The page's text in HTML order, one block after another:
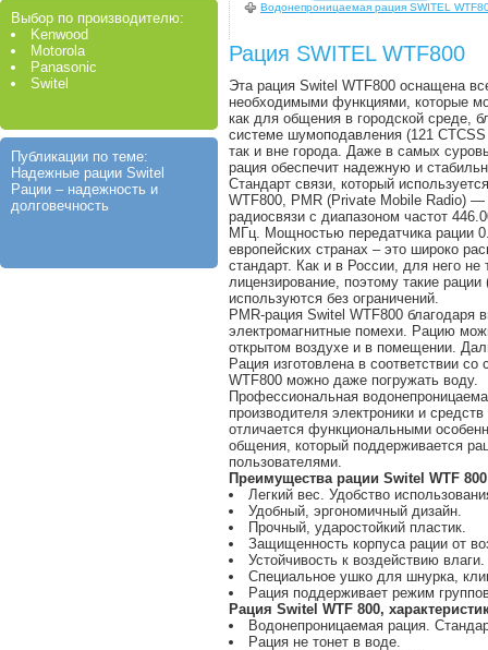
Выбор по производителю:
Kenwood
Motorola
Panasonic
Switel
Публикации по теме:
Надежные рации Switel
Рации – надежность и
долговечность
Водонепроницаемая рация SWITEL
Рация SWITEL WTF800
Эта рация Switel WTF800 оснащена
необходимыми функциями, которые
как для общения в городской среде,
системе шумоподавления (121
так и вне города. Даже в самых
рация обеспечит надежную и
Стандарт связи, который
WTF800, PMR (Private Mobile Radio) —
радиосвязи с диапазоном частот
МГц. Мощностью передатчика рации
европейских странах – это широко
стандарт. Как и в России, для него не
лицензирование, поэтому такие
используются без ограничений.
PMR-рация Switel WTF800 благодаря
электромагнитные помехи. Рацию
открытом воздухе и в помещении.
Рация изготовлена в соответствии
WTF800 можно даже погружать воду.
Профессиональная
производителя электроники и
отличается функциональными
общения, который поддерживается
пользователями.
Преимущества рации Switel WTF
Легкий вес. Удобство
Удобный, эргономичный дизайн.
Прочный, ударостойкий пластик.
Защищенность корпуса рации от
Устойчивость к воздействию
Специальное ушко для шнурка,
Рация поддерживает режим
Рация Switel WTF 800,
Водонепроницаемая рация.
Рация не тонет в воде.